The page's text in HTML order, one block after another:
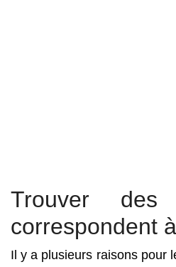
Trouver
correspondent
Il y a plusieurs raisons pour